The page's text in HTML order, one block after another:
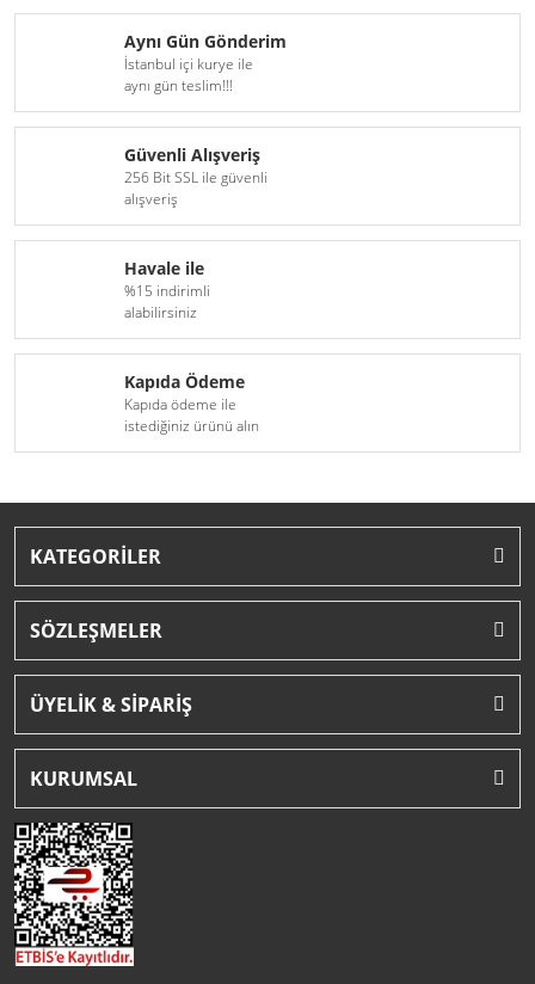
Aynı Gün Gönderim
İstanbul içi kurye ile
aynı gün teslim!!!
Güvenli Alışveriş
256 Bit SSL ile güvenli
alışveriş
Havale ile
%15 indirimli
alabilirsiniz
Kapıda Ödeme
Kapıda ödeme ile
istediğiniz ürünü alın
KATEGORİLER
SÖZLEŞMELER
ÜYELİK & SİPARİŞ
KURUMSAL